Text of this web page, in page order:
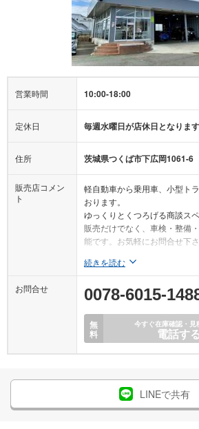
営業時間 10:00-18:00
定休日 毎週水曜日が店休日となります
住所 茨城県つくば市下広岡1061-6
販売店コメン
ト
軽自動車から乗用車、小型ト
おります。
ゆっくりとくつろげる商談ス
販売だけでなく、車検・整備
能です。お気軽にお問合せ下さ
続きを読む
お問合せ 0078-6015-
無
料
今すぐ在庫確認・見
電話す
LINEで共有